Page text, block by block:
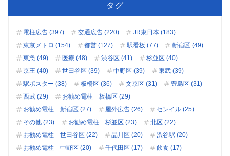
タグ
電柱広告 (397) 交通広告 (220)
JR東日本 (183)
東京メトロ (154)
都営 (127) 駅看板 (77)
新宿区 (49)
東急 (49)
医療 (48) 渋谷区 (41)
杉並区 (40)
京王 (40)
世田谷区 (39) 中野区 (39)
東武 (39)
駅ポスター (38)
板橋区 (36) 文京区 (31)
豊島区 (31)
西武 (29)
お勧め電柱 板橋区 (29)
お勧め電柱 新宿区 (27)
屋外広告 (26)
センイル (25)
その他 (23)
お勧め電柱 杉並区 (23)
北区 (22)
お勧め電柱 世田谷区 (22)
品川区 (20)
渋谷駅 (20)
お勧め電柱 中野区 (20)
千代田区 (17)
飲食 (17)